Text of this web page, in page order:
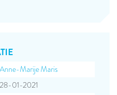
Anne-Marije Maris
28-01-2021